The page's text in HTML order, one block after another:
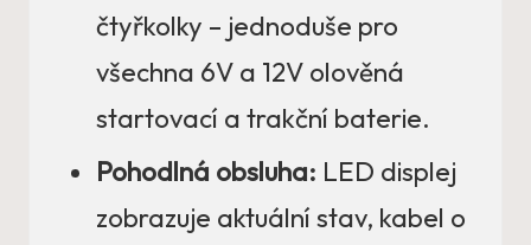
čtyřkolky – jednoduše pro
všechna 6V a 12V olověná
startovací a trakční baterie.
Pohodlná obsluha: LED displej
zobrazuje aktuální stav, kabel o